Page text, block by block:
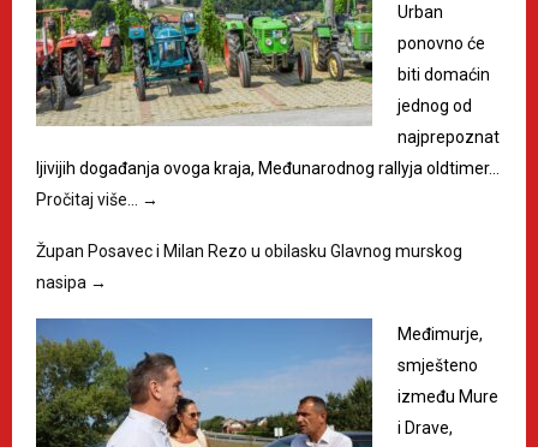
Urban
ponovno će
biti domaćin
jednog od
najprepoznat
ljivijih događanja ovoga kraja, Međunarodnog rallyja oldtimer…
Pročitaj više…
→
Župan Posavec i Milan Rezo u obilasku Glavnog murskog
nasipa →
Međimurje,
smješteno
između Mure
i Drave,